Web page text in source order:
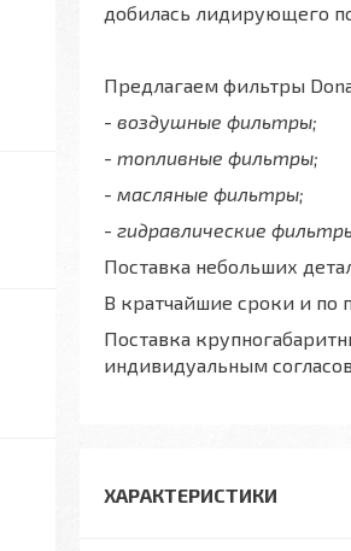
добилась лидирующего
Предлагаем фильтры
- воздушные фильтры;
- топливные фильтры;
- масляные фильтры;
- гидравлические
Поставка небольших
В кратчайшие сроки и
Поставка
индивидуальным
ХАРАКТЕРИСТИКИ